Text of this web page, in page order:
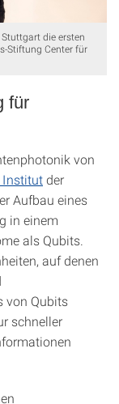
die ersten
Stiftung Center für
für
von
Institutder
Aufbau eines
in einem
als Qubits.
auf denen
von Qubits
schneller